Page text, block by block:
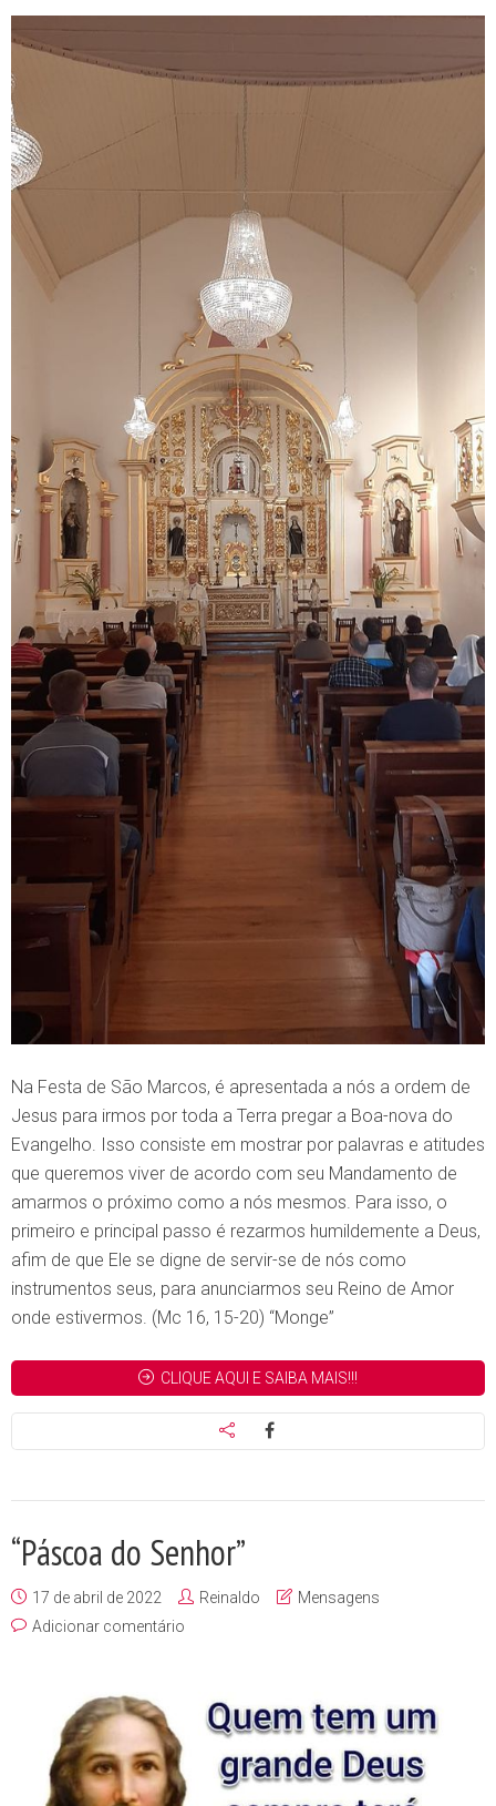
Na Festa de São Marcos, é apresentada a nós a ordem de
Jesus para irmos por toda a Terra pregar a Boa-nova do
Evangelho. Isso consiste em mostrar por palavras e atitudes
que queremos viver de acordo com seu Mandamento de
amarmos o próximo como a nós mesmos. Para isso, o
primeiro e principal passo é rezarmos humildemente a Deus,
afim de que Ele se digne de servir-se de nós como
instrumentos seus, para anunciarmos seu Reino de Amor
onde estivermos. (Mc 16, 15-20) “Monge”
CLIQUE AQUI E SAIBA MAIS!!!
“Páscoa do Senhor”
17 de abril de 2022 Reinaldo
Mensagens
Adicionar comentário